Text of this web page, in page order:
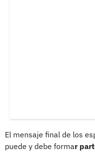
El mensaje final de los
puede y debe formar